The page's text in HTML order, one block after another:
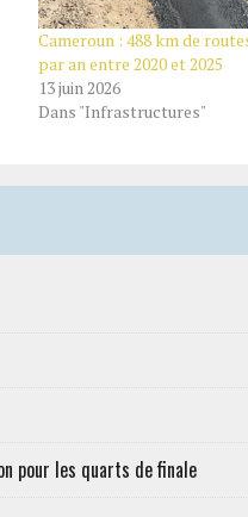
Cameroun : 488 km de
par an entre 2020 et 2025
13 juin 2026
Dans "Infrastructures"
pour les quarts de finale